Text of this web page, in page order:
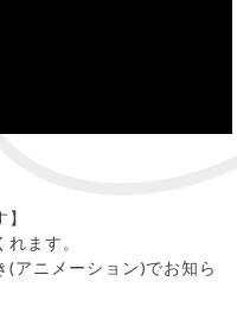
ます。
アニメーション)でお知ら